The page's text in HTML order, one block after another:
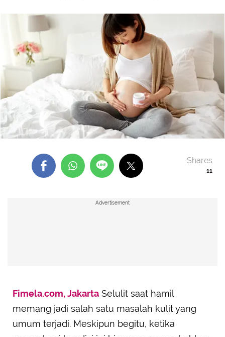
11
Shares
Fimela.com, Jakarta Selulit saat hamil
memang jadi salah satu masalah kulit yang
umum terjadi. Meskipun begitu, ketika